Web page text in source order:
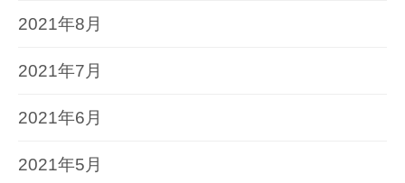
2021年8月
2021年7月
2021年6月
2021年5月